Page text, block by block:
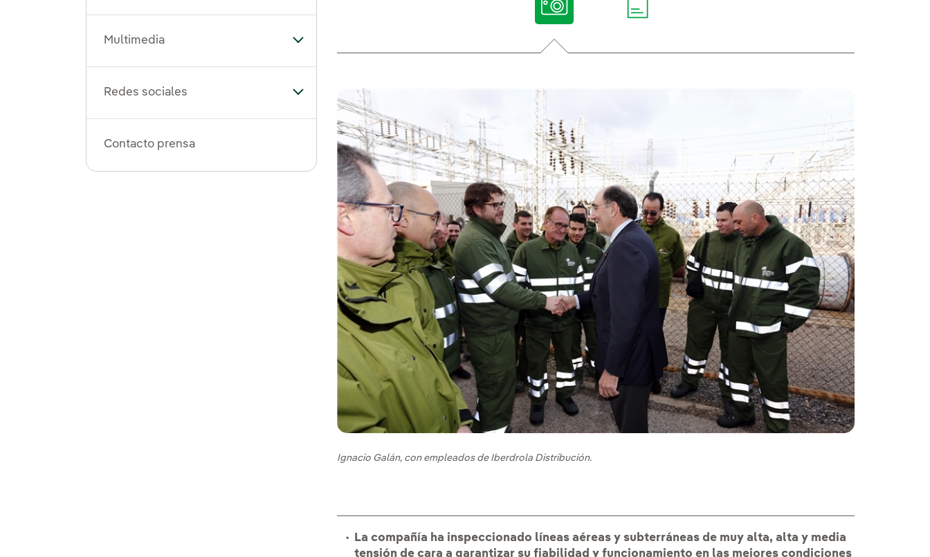
Multimedia Alternar el submenú para Multimedia
Redes sociales Alternar el submenú para Redes sociales
Contacto prensa
Ignacio Galán, con empleados de Iberdrola Distribución.
La compañía ha inspeccionado líneas aéreas y subterráneas de muy alta, alta y media
tensión de cara a garantizar su fiabilidad y funcionamiento en las mejores condiciones